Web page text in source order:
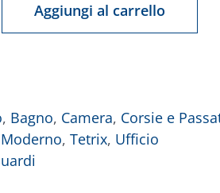
Aggiungi al carrello
, Bagno, Camera, Corsie e
Moderno, Tetrix, Ufficio